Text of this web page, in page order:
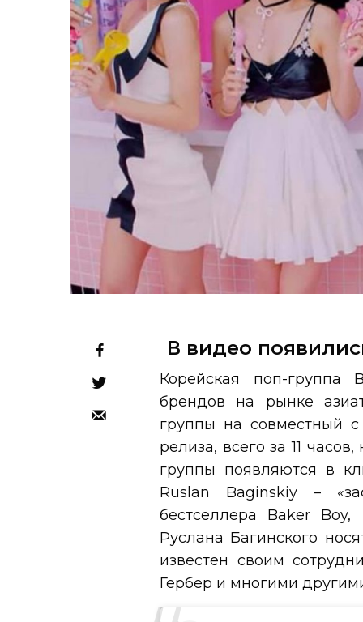
В видео
Корейская поп-
брендов на рынке
группы на совместный
релиза, всего за 11
группы появляются в
Ruslan Baginskiy –
бестселлера Baker
Руслана Багинского
известен своим
Гербер и многими